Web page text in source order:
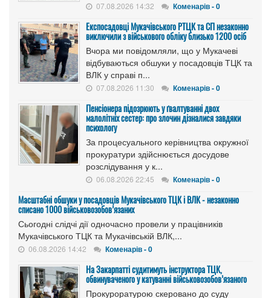
07.08.2026 14:32 Коменарів - 0
Експосадовці Мукачівського РТЦК та СП незаконно
виключили з військового обліку близько 1200 осіб
Вчора ми повідомляли, що у Мукачеві
відбуваються обшуки у посадовців ТЦК та
ВЛК у справі п...
07.08.2026 11:30 Коменарів - 0
Пенсіонера підозрюють у ґвалтуванні двох
малолітніх сестер: про злочин дізналися завдяки
психологу
За процесуального керівництва окружної
прокуратури здійснюється досудове
розслідування у к...
06.08.2026 22:45 Коменарів - 0
Масштабні обшуки у посадовців Мукачівського ТЦК і ВЛК - незаконно
списано 1000 військовозобов’язаних
Сьогодні слідчі дії одночасно провели у працівників
Мукачівського ТЦК та Мукачівській ВЛК,...
06.08.2026 14:42 Коменарів - 0
На Закарпатті судитимуть інструктора ТЦК,
обвинуваченого у катуванні військовозобов’язаного
Прокуроратурою скеровано до суду